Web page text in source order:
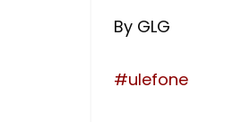
By GLG
ulefone